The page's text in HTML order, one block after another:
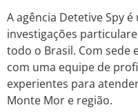
A agência Detetive Spy
investigações
todo o Brasil. Com sede
com uma equipe de
experientes para
Monte Mor e região.